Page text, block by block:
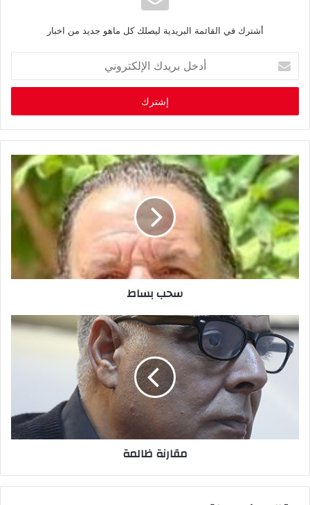
أشترك في القائمة البريدية ليصلك كل ماهو جديد من اخبار
خ
ب
ر
د
ك
ل
إ
ل
ت
ر
ي
سحب بساط
مقارنة ظالمة